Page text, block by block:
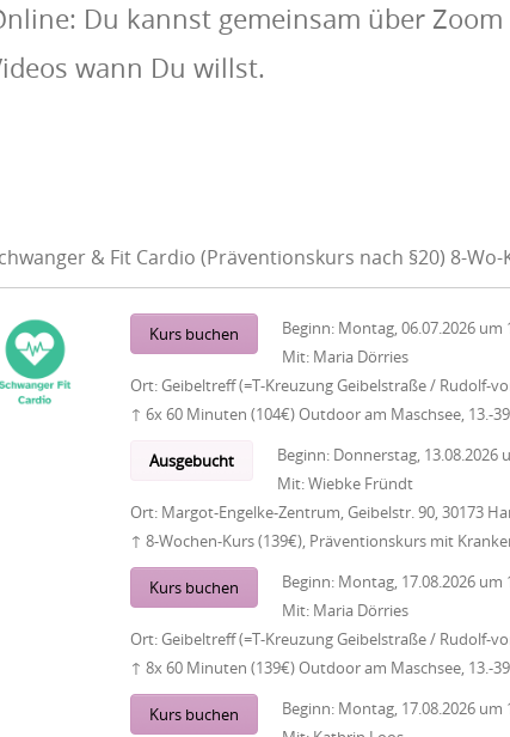
Du kannst gemeinsam über
wann Du willst.
& Fit Cardio (Präventionskurs nach §20) 8-
Kurs buchen Beginn: Montag, 06.07.2026 um
Mit: Maria Dörries
Ort:Geibeltreff (=T-Kreuzung Geibelstraße / Rudolf-
↑ 6x 60 Minuten (104€) Outdoor am Maschsee, 13.-
Ausgebucht Beginn: Donnerstag, 13.08.2026
Mit:Wiebke Fründt
Ort: Margot-Engelke-Zentrum, Geibelstr. 90, 30173
↑ 8-Wochen-Kurs (139€), Präventionskurs mit
Kurs buchen Beginn: Montag, 17.08.2026 um
Mit: Maria Dörries
Ort:Geibeltreff (=T-Kreuzung Geibelstraße / Rudolf-
↑ 8x 60 Minuten (139€) Outdoor am Maschsee, 13.-
Kurs buchen Beginn: Montag, 17.08.2026 um